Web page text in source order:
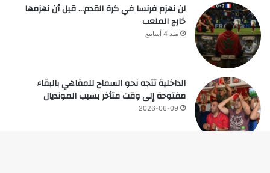
لن نهزم فرنسا في كرة القدم… قبل أن نهزمها
خارج الملعب
منذ 4 أسابيع
الداخلية تتجه نحو السماح للمقاهي بالبقاء
مفتوحة إلى وقت متأخر بسبب المونديال
2026-06-09